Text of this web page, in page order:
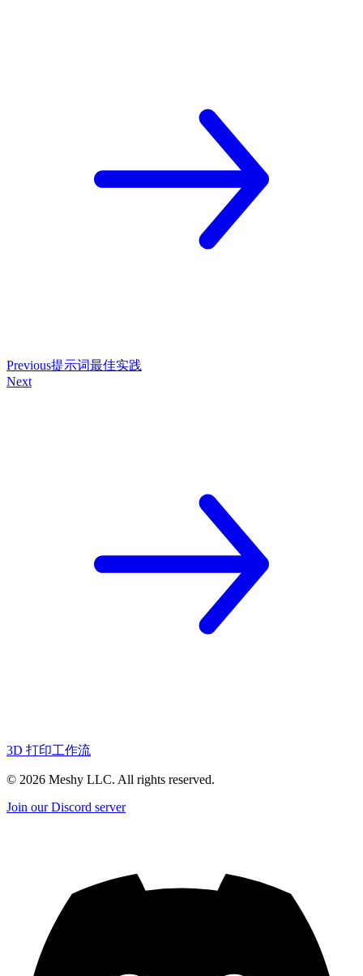
Previous提示词最佳实践
Next
3D 打印工作流
© 2026 Meshy LLC. All rights reserved.
Join our Discord server